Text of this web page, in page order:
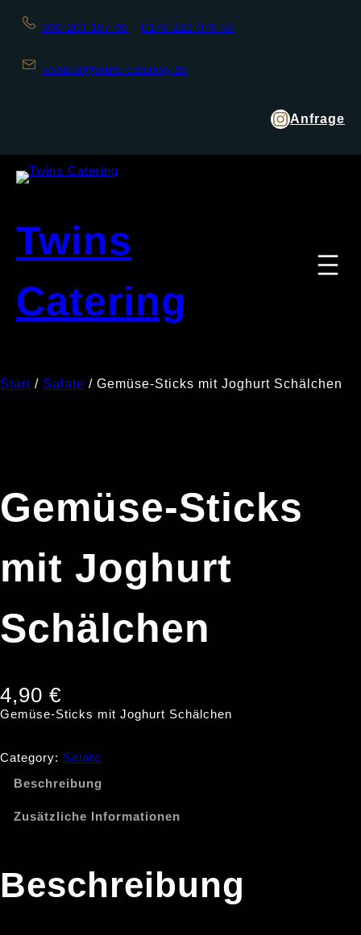
030 203 187 05 0176 222 070 56
kontakt@twins-catering.de
Anfrage
Twins
Catering
Start / Salate / Gemüse-Sticks mit Joghurt Schälchen
Gemüse-Sticks
mit Joghurt
Schälchen
4,90 €
Gemüse-Sticks mit Joghurt Schälchen
Category: Salate
Beschreibung
Zusätzliche Informationen
Beschreibung